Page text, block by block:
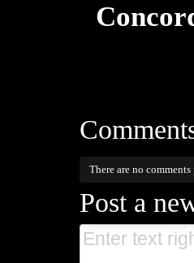
There are no comments
Post a